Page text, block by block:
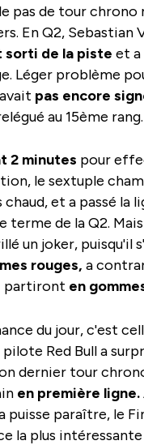
pas de tour chrono
En Q2, Sebastian
sorti de la piste et a
Léger problème
pas encore
au 15ème rang.
2 minutes pour
le sextuple
et a passé la
terme de la Q2.
un joker, puisqu'il
rouges, a
partiront en
du jour, c'est
pilote Red Bull a
dernier tour
en première ligne.
puisse paraître, le
la plus